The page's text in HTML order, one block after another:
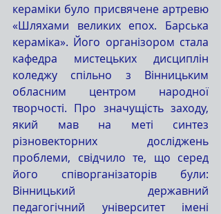
кераміки було присвячене артревю
«Шляхами великих епох. Барська
кераміка». Його організором стала
кафедра мистецьких дисциплін
коледжу спільно з Вінницьким
обласним центром народної
творчості. Про значущість заходу,
який мав на меті синтез
різновекторних досліджень
проблеми, свідчило те, що серед
його співорганізаторів були:
Вінницький державний
педагогічний університет імені